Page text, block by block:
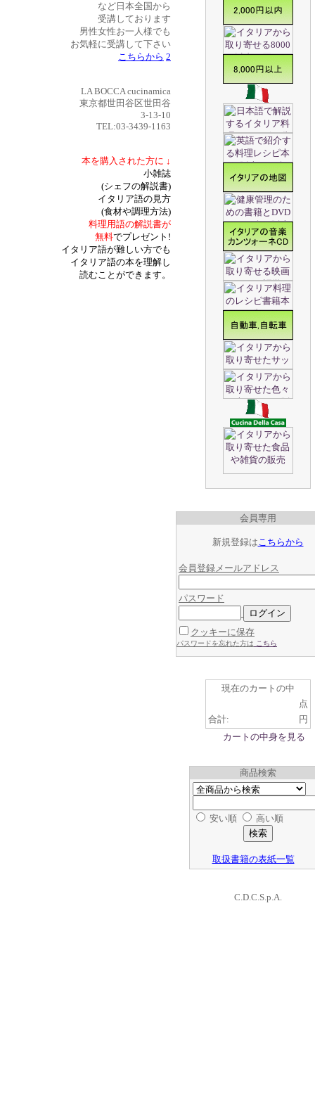
など日本全国から
受講しております
男性女性お一人様でも
お気軽に受講して下さい
こちらから 2
LA BOCCA cucinamica
東京都世田谷区世田谷
3-13-10
TEL:03-3439-1163
本を購入された方に ↓
小雑誌
(シェフの解説書)
イタリア語の見方
(食材や調理方法)
料理用語の解説書が
無料でプレゼント!
イタリア語が難しい方でも
イタリア語の本を理解し
読むことができます。
会員専用
新規登録はこちらから
会員登録メールアドレス
パスワード
クッキーに保存
パスワードを忘れた方は こちら
現在のカートの中
点
合計:
円
カートの中身を見る
商品検索
安い順 高い順
取扱書籍の表紙一覧
C.D.C.S.p.A.